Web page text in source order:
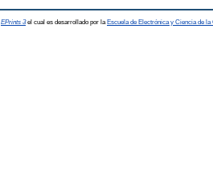
EPrints 3el cual es desarrollado por la Escuela de Electrónica y Ciencia de la